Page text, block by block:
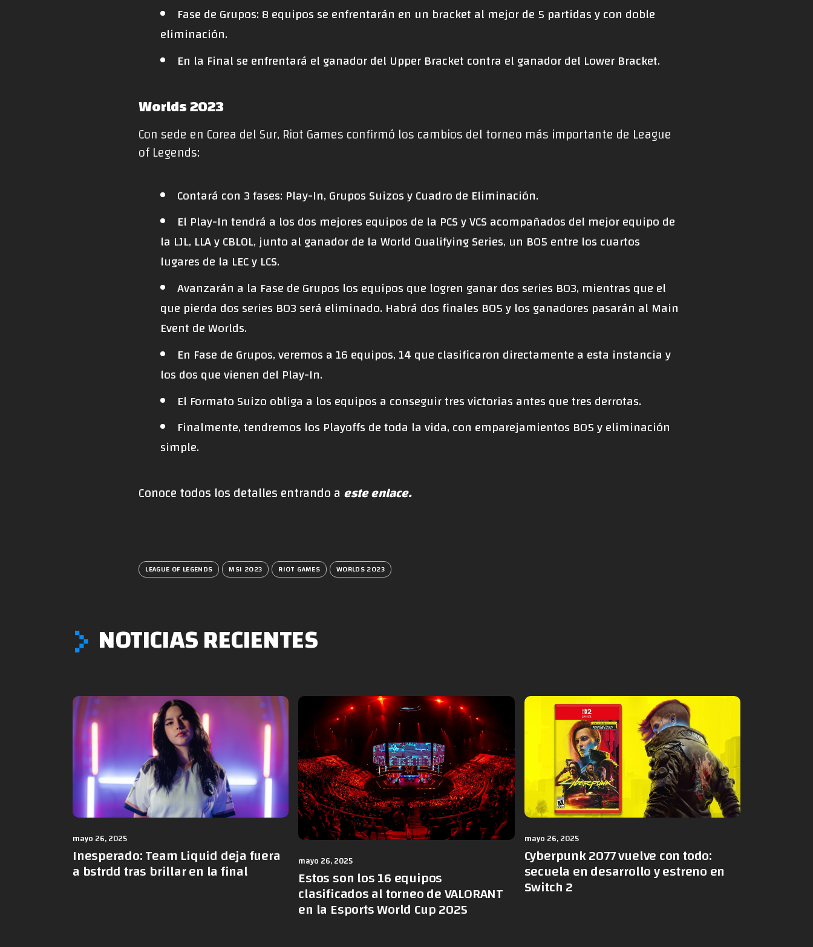
Fase de Grupos: 8 equipos se enfrentarán en un bracket al mejor de 5 partidas y con doble
eliminación.
En la Final se enfrentará el ganador del Upper Bracket contra el ganador del Lower Bracket.
Worlds 2023
Con sede en Corea del Sur, Riot Games confirmó los cambios del torneo más importante de League
of Legends:
Contará con 3 fases: Play-In, Grupos Suizos y Cuadro de Eliminación.
El Play-In tendrá a los dos mejores equipos de la PCS y VCS acompañados del mejor equipo de
la LJL, LLA y CBLOL, junto al ganador de la World Qualifying Series, un BO5 entre los cuartos
lugares de la LEC y LCS.
Avanzarán a la Fase de Grupos los equipos que logren ganar dos series BO3, mientras que el
que pierda dos series BO3 será eliminado. Habrá dos finales BO5 y los ganadores pasarán al Main
Event de Worlds.
En Fase de Grupos, veremos a 16 equipos, 14 que clasificaron directamente a esta instancia y
los dos que vienen del Play-In.
El Formato Suizo obliga a los equipos a conseguir tres victorias antes que tres derrotas.
Finalmente, tendremos los Playoffs de toda la vida, con emparejamientos BO5 y eliminación
simple.
Conoce todos los detalles entrando aeste enlace.
LEAGUE OF LEGENDS MSI 2023 RIOT GAMES WORLDS 2023
NOTICIAS RECIENTES
mayo 26, 2025
Inesperado: Team Liquid deja fuera
a bstrdd tras brillar en la final mayo 26, 2025
Estos son los 16 equipos
clasificados al torneo de VALORANT
en la Esports World Cup 2025
mayo 26, 2025
Cyberpunk 2077 vuelve con todo:
secuela en desarrollo y estreno en
Switch 2